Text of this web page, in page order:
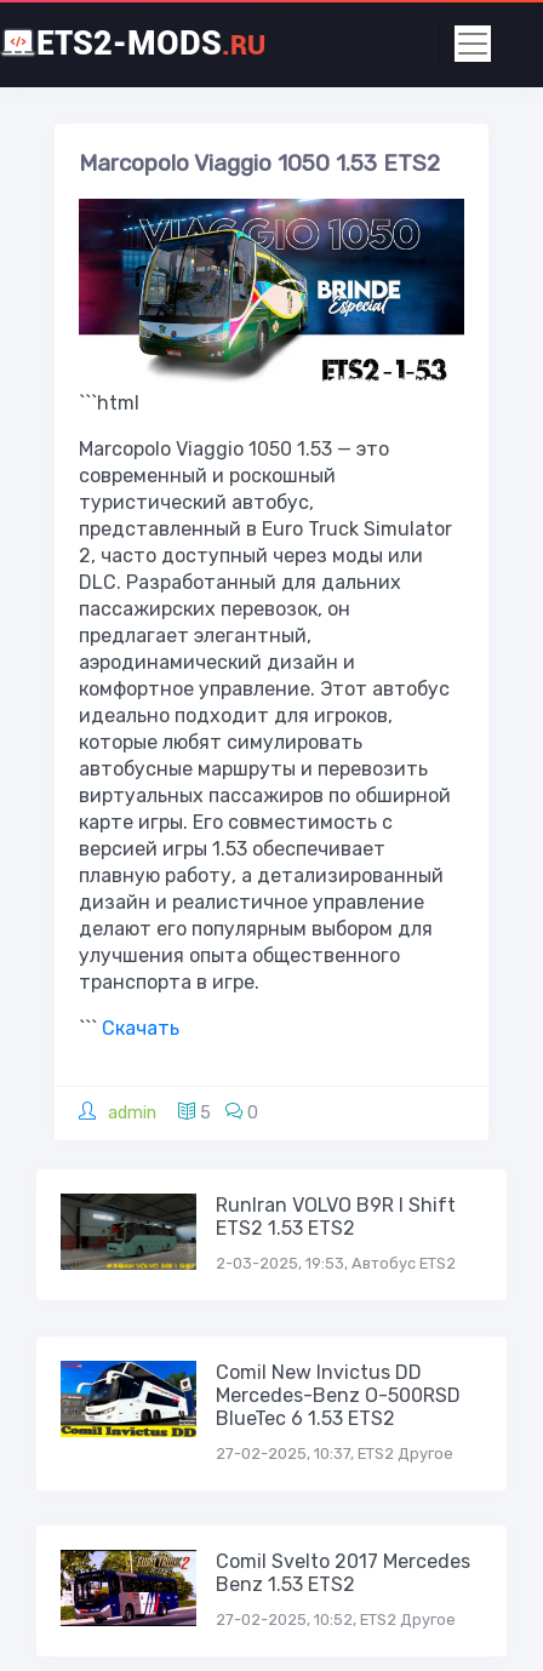
ETS2-MODS.RU
Marcopolo Viaggio 1050 1.53 ETS2
```html
Marcopolo Viaggio 1050 1.53 — это
современный и роскошный
туристический автобус,
представленный в Euro Truck Simulator
2, часто доступный через моды или
DLC. Разработанный для дальних
пассажирских перевозок, он
предлагает элегантный,
аэродинамический дизайн и
комфортное управление. Этот автобус
идеально подходит для игроков,
которые любят симулировать
автобусные маршруты и перевозить
виртуальных пассажиров по обширной
карте игры. Его совместимость с
версией игры 1.53 обеспечивает
плавную работу, а детализированный
дизайн и реалистичное управление
делают его популярным выбором для
улучшения опыта общественного
транспорта в игре.
``` Скачать
admin 5 0
RunIran VOLVO B9R I Shift
ETS2 1.53 ETS2
2-03-2025, 19:53, Автобус ETS2
Comil New Invictus DD
Mercedes-Benz O-500RSD
BlueTec 6 1.53 ETS2
27-02-2025, 10:37, ETS2 Другое
Comil Svelto 2017 Mercedes
Benz 1.53 ETS2
27-02-2025, 10:52, ETS2 Другое